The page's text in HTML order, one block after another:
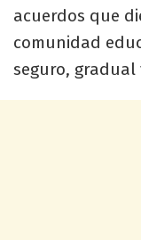
acuerdos que
comunidad
seguro,